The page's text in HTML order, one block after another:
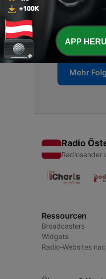
09 Jan. 2021
Kuchh bhi
20 Dez. 2020
Mehr
Radio
Radiosender
Ressourcen
Broadcasters
Widgets
Radio-Websites
APP